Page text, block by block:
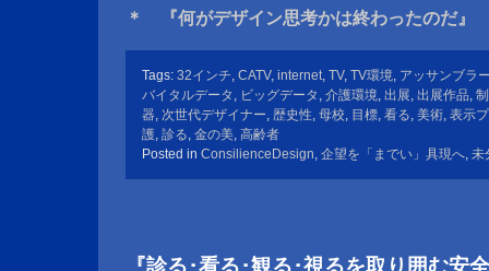
＊ 『何がデザイン思考かは終わったのだ』
Tags: 32インチ, CATV, internet, TV, TV環境, アッサンブラ
バイタルデータ , ビッグデータ , 介護環境, 出展, 出展作品,
器, 次世代デザイナー, 歴史性, 母校, 目標, 看る, 美術, 表示
護, 診る, 金の美, 高齢者
Posted in ConsilienceDesign, 企望を「までい」具現へ, 未
『診る･看る･観る･視るを取り囲む安